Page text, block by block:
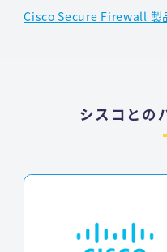
Cisco Secure Firewall 製
シスコとの